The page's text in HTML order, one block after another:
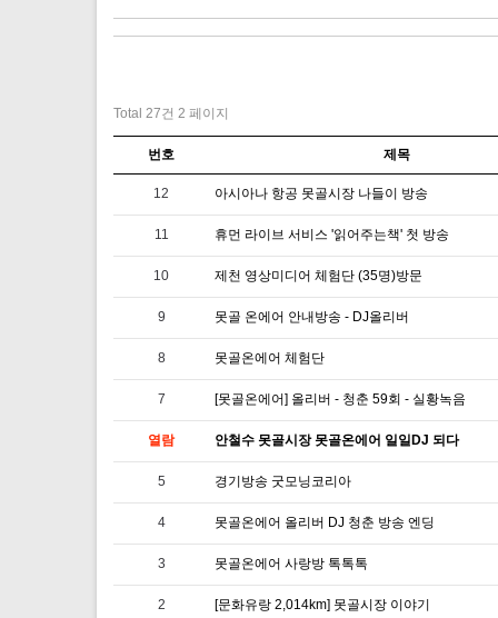
Total 27건 2 페이지
번호 제목
12 아시아나 항공 못골시장 나들이 방송
11 휴먼 라이브 서비스 '읽어주는책' 첫 방송
10 제천 영상미디어 체험단 (35명)방문
9 못골 온에어 안내방송 - DJ올리버
8 못골온에어 체험단
7 [못골온에어] 올리버 - 청춘 59회 - 실황녹음
열람 안철수 못골시장 못골온에어 일일DJ 되다
5 경기방송 굿모닝코리아
4 못골온에어 올리버 DJ 청춘 방송 엔딩
3 못골온에어 사랑방 톡톡톡
2 [문화유랑 2,014km] 못골시장 이야기